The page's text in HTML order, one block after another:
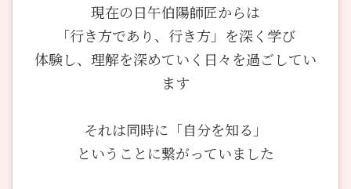
現在の日午伯陽師匠からは
「行き方であり、行き方」を深く学び
体験し、理解を深めていく日々を過ごしてい
ます
それは同時に「自分を知る」
ということに繋がっていました